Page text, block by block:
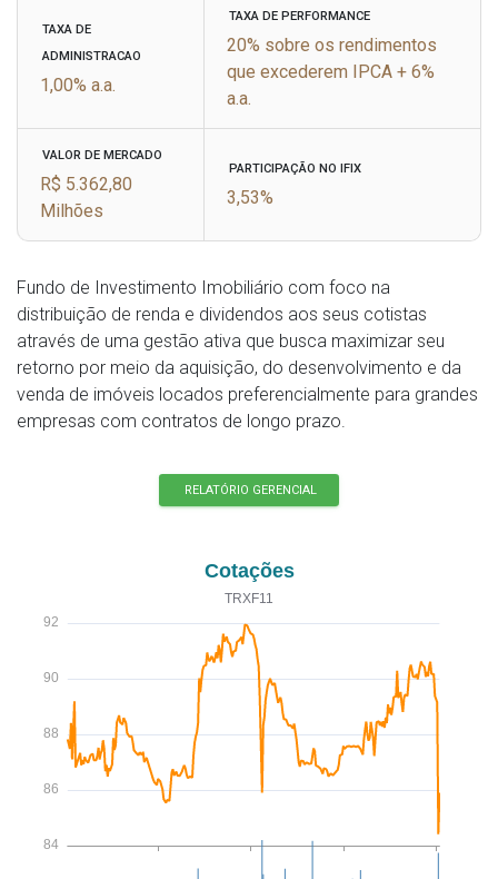
TAXA DE
ADMINISTRACAO
1,00% a.a.
TAXA DE PERFORMANCE
20% sobre os rendimentos
que excederem IPCA + 6%
a.a.
VALOR DE MERCADO
R$ 5.362,80
Milhões
PARTICIPAÇÃO NO IFIX
3,53%
Fundo de Investimento Imobiliário com foco na
distribuição de renda e dividendos aos seus cotistas
através de uma gestão ativa que busca maximizar seu
retorno por meio da aquisição, do desenvolvimento e da
venda de imóveis locados preferencialmente para grandes
empresas com contratos de longo prazo.
RELATÓRIO GERENCIAL